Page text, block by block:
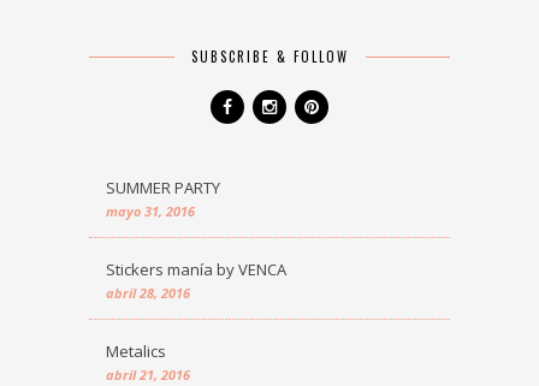
SUBSCRIBE & FOLLOW
SUMMER PARTY
mayo 31, 2016
Stickers manía by VENCA
abril 28, 2016
Metalics
abril 21, 2016